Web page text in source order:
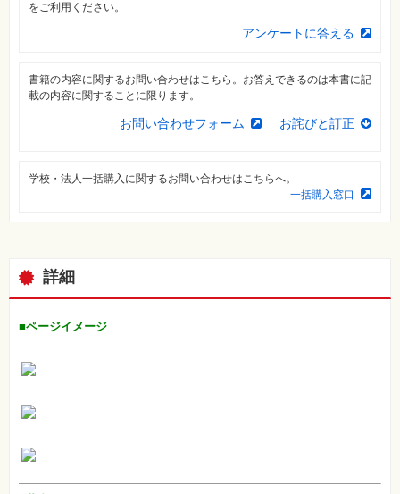
集をご利用ください。
アンケートに答える
書籍の内容に関するお問い合わせはこちら。お答えできるのは本書に記
載の内容に関することに限ります。
お問い合わせフォーム お詫びと訂正
学校・法人一括購入に関するお問い合わせはこちらへ。
一括購入窓口
詳細
■ページイメージ